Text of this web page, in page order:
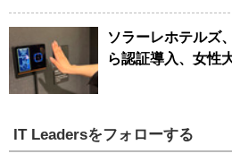
ソラーレホテルズ
ら認証導入、女性
IT Leadersをフォローする